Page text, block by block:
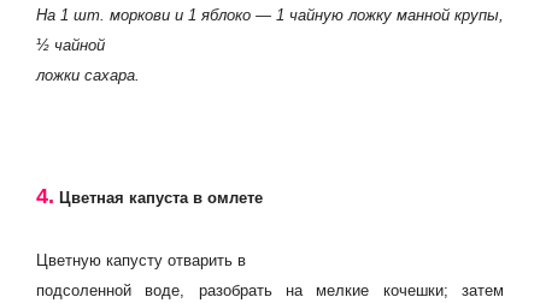
На 1 шт. моркови и 1 яблоко — 1 чайную ложку манной крупы,
½ чайной
ложки сахара.
4. Цветная капуста в омлете
Цветную капусту отварить в
подсоленной воде, разобрать на мелкие кочешки; затем